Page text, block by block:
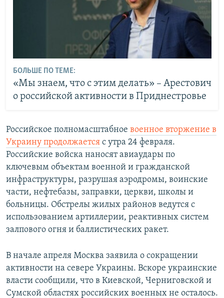
БОЛЬШЕ ПО ТЕМЕ:
«Мы знаем, что с этим делать» – Арестович
о российской активности в Приднестровье
Российское полномасштабное военное вторжение в
Украину продолжается с утра 24 февраля.
Российские войска наносят авиаудары по
ключевым объектам военной и гражданской
инфраструктуры, разрушая аэродромы, воинские
части, нефтебазы, заправки, церкви, школы и
больницы. Обстрелы жилых районов ведутся с
использованием артиллерии, реактивных систем
залпового огня и баллистических ракет.
В начале апреля Москва заявила о сокращении
активности на севере Украины. Вскоре украинские
власти сообщили, что в Киевской, Черниговской и
Сумской областях российских военных не осталось.